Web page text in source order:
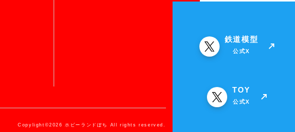
Copylight©2026 ホビーランドぽち All rights reserved.
鉄道模型
公式X
TOY
公式X